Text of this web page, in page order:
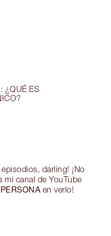
¿QUÉ ES
darling! ¡No
mi canal de YouTube
en verlo!